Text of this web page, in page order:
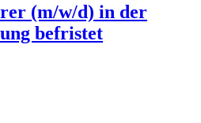
(m/w/d) in der
befristet